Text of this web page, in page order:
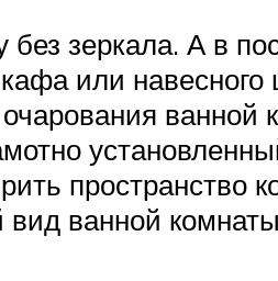
зеркала. А в
или
ванной
пространство
ванной